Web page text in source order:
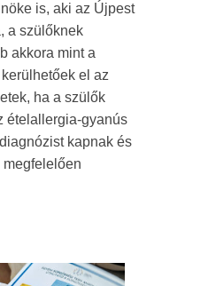
is, aki az Újpest
a szülőknek
akkora mint a
el az
ha a szülők
ételallergia-gyanús
kapnak és